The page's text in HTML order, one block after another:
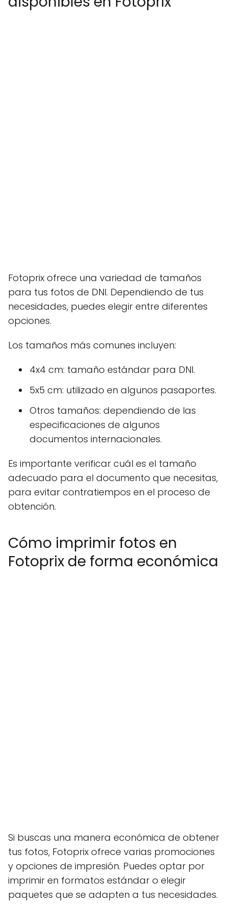
Fotoprix ofrece una variedad de tamaños
para tus fotos de DNI. Dependiendo de tus
necesidades, puedes elegir entre diferentes
opciones.
Los tamaños más comunes incluyen:
4x4 cm: tamaño estándar para DNI.
5x5 cm: utilizado en algunos pasaportes.
Otros tamaños: dependiendo de las
especificaciones de algunos
documentos internacionales.
Es importante verificar cuál es el tamaño
adecuado para el documento que necesitas,
para evitar contratiempos en el proceso de
obtención.
Cómo imprimir fotos en
Fotoprix de forma económica
Si buscas una manera económica de obtener
tus fotos, Fotoprix ofrece varias promociones
y opciones de impresión. Puedes optar por
imprimir en formatos estándar o elegir
paquetes que se adapten a tus necesidades.